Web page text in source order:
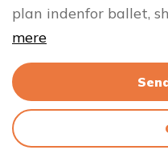
plan indenfor ballet,
mere